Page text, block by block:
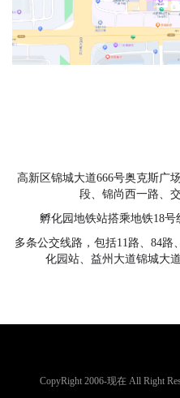
高新区锦城大道666号奥克斯广
段、锦尚西一路、
孵化园地铁站搭乘地铁18号
多条公交线路，包括11路、84路
化园站、益州大道锦城大
CopyRight 2006-现在 All Right